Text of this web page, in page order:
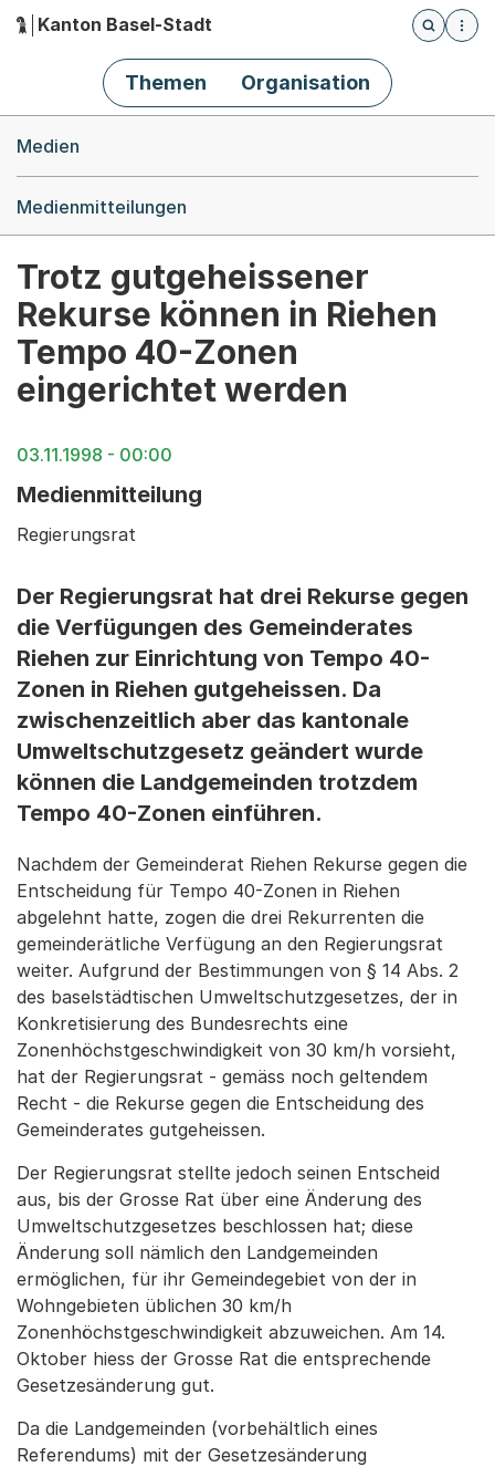
Hauptnavigation
Kanton Basel-Stadt
Öffnet
Themen Organisation
Medien
Medienmitteilungen
Trotz gutgeheissener
Rekurse können in Riehen
Tempo 40-Zonen
eingerichtet werden
03.11.1998 - 00:00
Medienmitteilung
Regierungsrat
Der Regierungsrat hat drei Rekurse gegen
die Verfügungen des Gemeinderates
Riehen zur Einrichtung von Tempo 40-
Zonen in Riehen gutgeheissen. Da
zwischenzeitlich aber das kantonale
Umweltschutzgesetz geändert wurde
können die Landgemeinden trotzdem
Tempo 40-Zonen einführen.
Nachdem der Gemeinderat Riehen Rekurse gegen die
Entscheidung für Tempo 40-Zonen in Riehen
abgelehnt hatte, zogen die drei Rekurrenten die
gemeinderätliche Verfügung an den Regierungsrat
weiter. Aufgrund der Bestimmungen von § 14 Abs. 2
des baselstädtischen Umweltschutzgesetzes, der in
Konkretisierung des Bundesrechts eine
Zonenhöchstgeschwindigkeit von 30 km/h vorsieht,
hat der Regierungsrat - gemäss noch geltendem
Recht - die Rekurse gegen die Entscheidung des
Gemeinderates gutgeheissen.
Der Regierungsrat stellte jedoch seinen Entscheid
aus, bis der Grosse Rat über eine Änderung des
Umweltschutzgesetzes beschlossen hat; diese
Änderung soll nämlich den Landgemeinden
ermöglichen, für ihr Gemeindegebiet von der in
Wohngebieten üblichen 30 km/h
Zonenhöchstgeschwindigkeit abzuweichen. Am 14.
Oktober hiess der Grosse Rat die entsprechende
Gesetzesänderung gut.
Da die Landgemeinden (vorbehältlich eines
Referendums) mit der Gesetzesänderung